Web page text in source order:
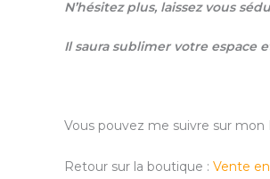
N’hésitez plus, laissez vous
Il saura sublimer votre espace
Vous pouvez me suivre sur
Retour sur la boutique : Vente